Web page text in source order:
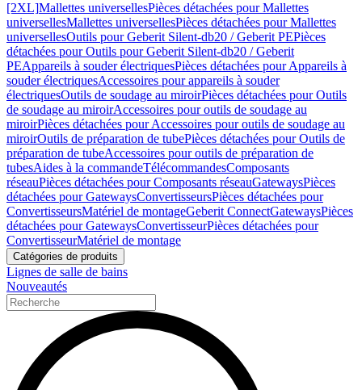
[2XL]Mallettes universellesPièces détachées pour Mallettes
universellesMallettes universellesPièces détachées pour Mallettes
universellesOutils pour Geberit Silent-db20 / Geberit PEPièces
détachées pour Outils pour Geberit Silent-db20 / Geberit
PEAppareils à souder électriquesPièces détachées pour Appareils à
souder électriquesAccessoires pour appareils à souder
électriquesOutils de soudage au miroirPièces détachées pour Outils
de soudage au miroirAccessoires pour outils de soudage au
miroirPièces détachées pour Accessoires pour outils de soudage au
miroirOutils de préparation de tubePièces détachées pour Outils de
préparation de tubeAccessoires pour outils de préparation de
tubesAides à la commandeTélécommandesComposants
réseauPièces détachées pour Composants réseauGatewaysPièces
détachées pour GatewaysConvertisseursPièces détachées pour
ConvertisseursMatériel de montageGeberit ConnectGatewaysPièces
détachées pour GatewaysConvertisseurPièces détachées pour
ConvertisseurMatériel de montage
Catégories de produits
Lignes de salle de bains
Nouveautés